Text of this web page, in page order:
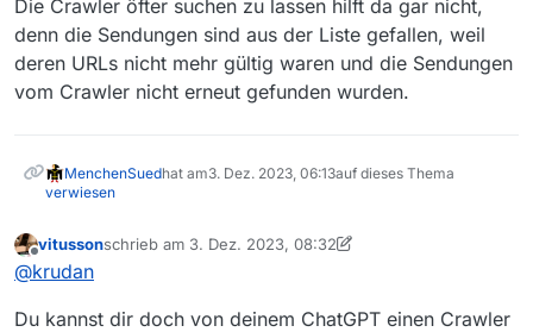
Die Crawler öfter suchen zu lassen hilft da gar nicht,
denn die Sendungen sind aus der Liste gefallen, weil
deren URLs nicht mehr gültig waren und die Sendungen
vom Crawler nicht erneut gefunden wurden.
MenchenSuedhat am3. Dez. 2023, 06:13auf dieses Thema
verwiesen
Offline
vitussonschrieb am 3. Dez. 2023, 08:32
zuletzt editiert von vitusson12. März 2023, 09:36
@krudan
Du kannst dir doch von deinem ChatGPT einen Crawler